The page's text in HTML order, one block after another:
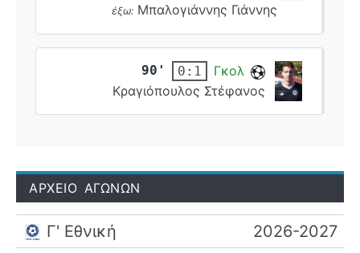
έξω: Μπαλογιάννης Γιάννης
90' 0:1
Γκολ
Κραγιόπουλος Στέφανος
ΑΡΧΕΙΟ ΑΓΩΝΩΝ
Γ' Εθνική
2026-2027